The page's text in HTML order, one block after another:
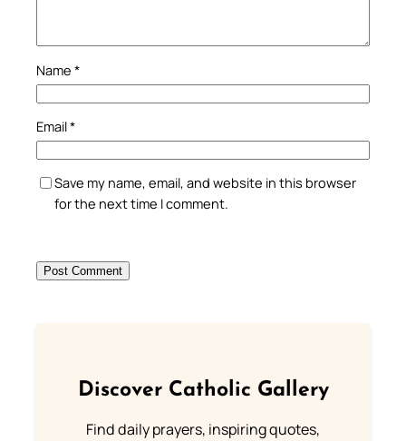
Name *
Email*
Save my name, email, and website in this browser
for the next time I comment.
Discover Catholic Gallery
Find daily prayers, inspiring quotes,